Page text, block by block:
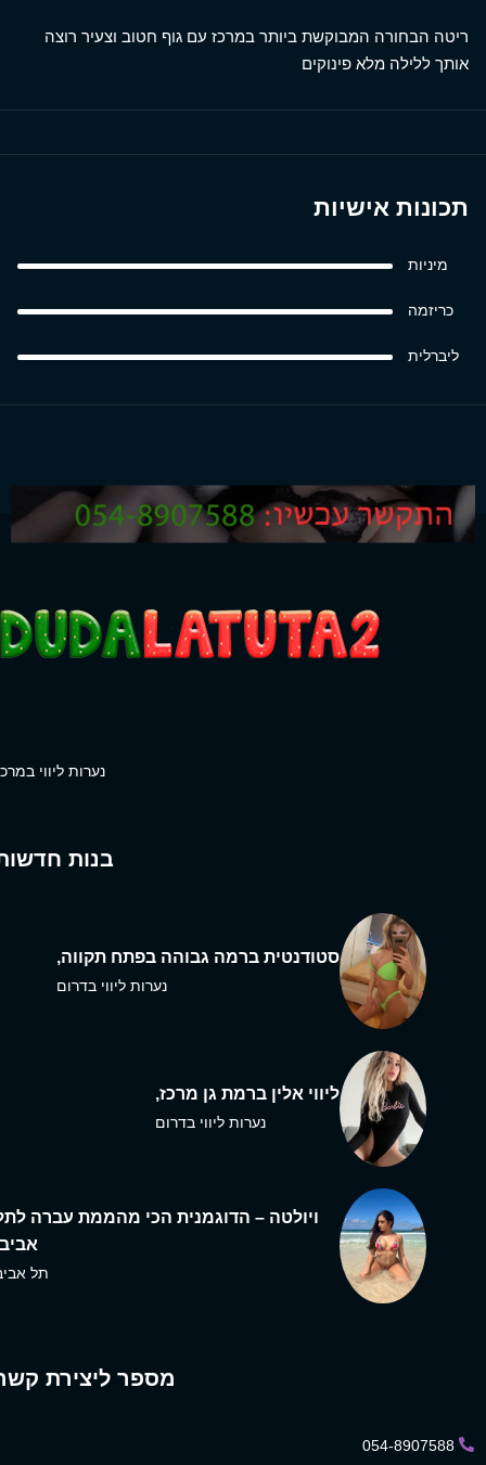
ריטה הבחורה המבוקשת ביותר במרכז עם גוף חטוב וצעיר רוצה
אותך ללילה מלא פינוקים
תכונות אישיות
מיניות
כריזמה
ליברלית
נערות ליווי
בנות
סטודנטית ברמה גבוהה בפתח תקווה,
נערות ליווי בדרום
ליווי אלין ברמת גן מרכז,
נערות ליווי בדרום
ויולטה – הדוגמנית הכי מהממת עברה
תל
מספר ליצירת
054-8907588